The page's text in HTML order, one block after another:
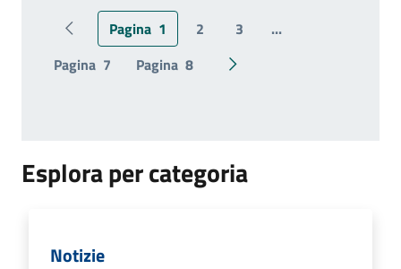
Pagina precedente
Pagina 1 2 3
...
Pagina 7 Pagina 8 Pagina successiva
Esplora per categoria
Notizie